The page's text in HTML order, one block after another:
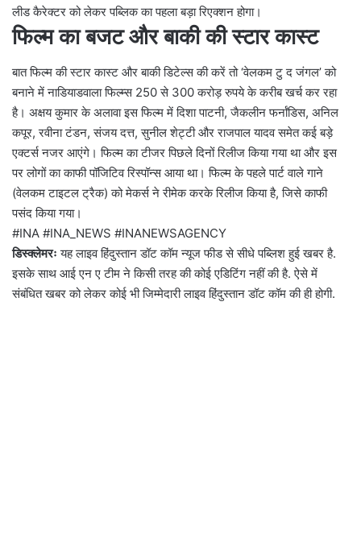
लीड कैरेक्टर को लेकर पब्लिक का पहला बड़ा रिएक्शन होगा।
फिल्म का बजट और बाकी की स्टार कास्ट
बात फिल्म की स्टार कास्ट और बाकी डिटेल्स की करें तो ‘वेलकम टु द जंगल’ को
बनाने में नाडियाडवाला फिल्म्स 250 से 300 करोड़ रुपये के करीब खर्च कर रहा
है। अक्षय कुमार के अलावा इस फिल्म में दिशा पाटनी, जैकलीन फर्नांडिस, अनिल
कपूर, रवीना टंडन, संजय दत्त, सुनील शेट्टी और राजपाल यादव समेत कई बड़े
एक्टर्स नजर आएंगे। फिल्म का टीजर पिछले दिनों रिलीज किया गया था और इस
पर लोगों का काफी पॉजिटिव रिस्पॉन्स आया था। फिल्म के पहले पार्ट वाले गाने
(वेलकम टाइटल ट्रैक) को मेकर्स ने रीमेक करके रिलीज किया है, जिसे काफी
पसंद किया गया।
#INA #INA_NEWS #INANEWSAGENCY
डिस्क्लेमरः यह लाइव हिंदुस्तान डॉट कॉम न्यूज फीड से सीधे पब्लिश हुई खबर है.
इसके साथ आई एन ए टीम ने किसी तरह की कोई एडिटिंग नहीं की है. ऐसे में
संबंधित खबर को लेकर कोई भी जिम्मेदारी लाइव हिंदुस्तान डॉट कॉम की ही होगी.